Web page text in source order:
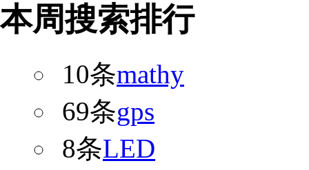
本周搜索排行
10条mathy
69条gps
8条LED